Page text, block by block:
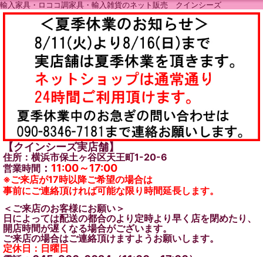
輸入家具・ロココ調家具・輸入雑貨のネット販売 クインシーズ
【クインシーズ実店舗】
住所：横浜市保土ヶ谷区天王町1-20-6
営業時間 ： 11:00～17:00
※ご来店が17時以降ご希望の場合は
事前にご連絡頂ければ可能な限り時間延長します。
＜ご来店のお客様にお願い＞
日によっては配送の都合のより定時より早く店を閉めたり、
開店時間が遅くなる場合がございます。
ご来店の場合はご連絡頂けますようお願いします。
定休日：日曜日